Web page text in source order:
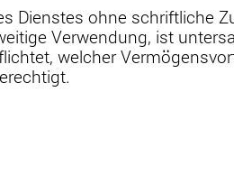
Dienstes ohne schriftliche
Verwendung, ist
welcher